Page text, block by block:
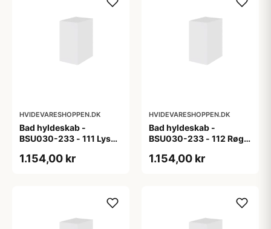
HVIDEVARESHOPPEN.DK
Bad hyldeskab -
BSU030-233 - 111 Lys
1.154,00 kr
HVIDEVARESHOPPEN.DK
Bad hyldeskab -
BSU030-233 - 112 Røget
1.154,00 kr